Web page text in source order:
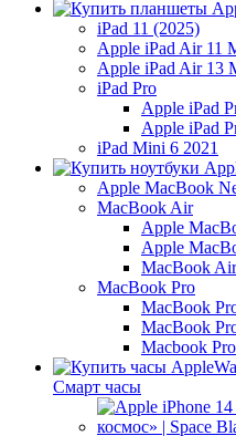
iPad 11 (2025)
Apple iPad Air 11
Apple iPad Air 13
iPad Pro
Apple iPad
Apple iPad
iPad Mini 6 2021
Apple MacBook
MacBook Air
Apple
Apple
MacBook
MacBook Pro
MacBook
MacBook
Macbook
Смарт часы